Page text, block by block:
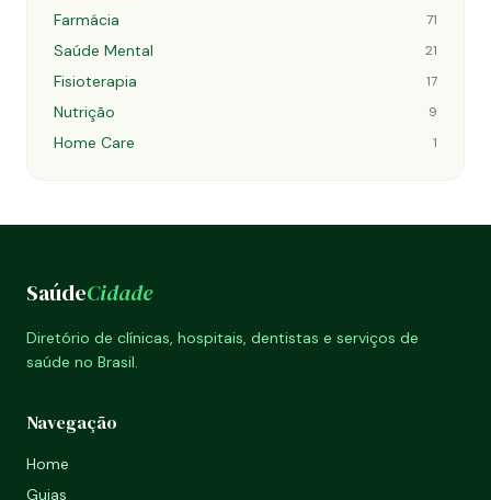
Farmácia 71
Saúde Mental 21
Fisioterapia 17
Nutrição 9
Home Care 1
SaúdeCidade
Diretório de clínicas, hospitais, dentistas e serviços de
saúde no Brasil.
Navegação
Home
Guias